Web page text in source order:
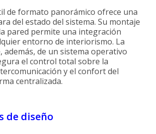
de formato panorámico ofrece una
del estado del sistema. Su montaje
pared permite una integración
entorno de interiorismo. La
además, de un sistema operativo
el control total sobre la
y el confort del
centralizada.
de diseño